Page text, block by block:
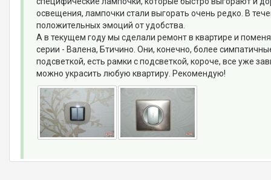
освещения, лампочки стали выгорать очень редко. В
положительных эмоций от удобства.
А в текущем году мы сделали ремонт в квартире и
серии - Валена, Бтичино. Они, конечно, более
подсветкой, есть рамки с подсветкой, короче, все уже
можно украсить любую квартиру. Рекомендую!